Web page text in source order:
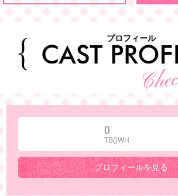
プロフィール
()
TB()WH
プロフィールを見る